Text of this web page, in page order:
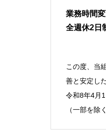
業務時間
全週休2日
この度、当
善と安定し
令和8年4月
（一部を除